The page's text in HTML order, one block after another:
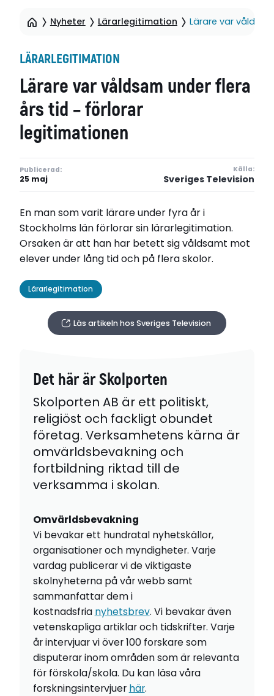
Nyheter Lärarlegitimation Lärare var
LÄRARLEGITIMATION
Lärare var våldsam under flera
års tid – förlorar
legitimationen
Publicerad:
25 maj
Källa:
Sveriges Television
En man som varit lärare under fyra år i
Stockholms län förlorar sin lärarlegitimation.
Orsaken är att han har betett sig våldsamt mot
elever under lång tid och på flera skolor.
Lärarlegitimation
Läs artikeln hos Sveriges Television
Det här är Skolporten
Skolporten AB är ett politiskt,
religiöst och fackligt obundet
företag. Verksamhetens kärna är
omvärldsbevakning och
fortbildning riktad till de
verksamma i skolan.
Omvärldsbevakning
Vi bevakar ett hundratal nyhetskällor,
organisationer och myndigheter. Varje
vardag publicerar vi de viktigaste
skolnyheterna på vår webb samt
sammanfattar dem i
kostnadsfria nyhetsbrev. Vi bevakar även
vetenskapliga artiklar och tidskrifter. Varje
år intervjuar vi över 100 forskare som
disputerar inom områden som är relevanta
för förskola/skola. Du kan läsa våra
forskningsintervjuer här.